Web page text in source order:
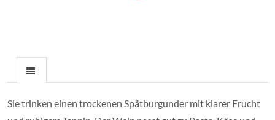
Sie trinken einen trockenen Spätburgunder mit klarer Frucht